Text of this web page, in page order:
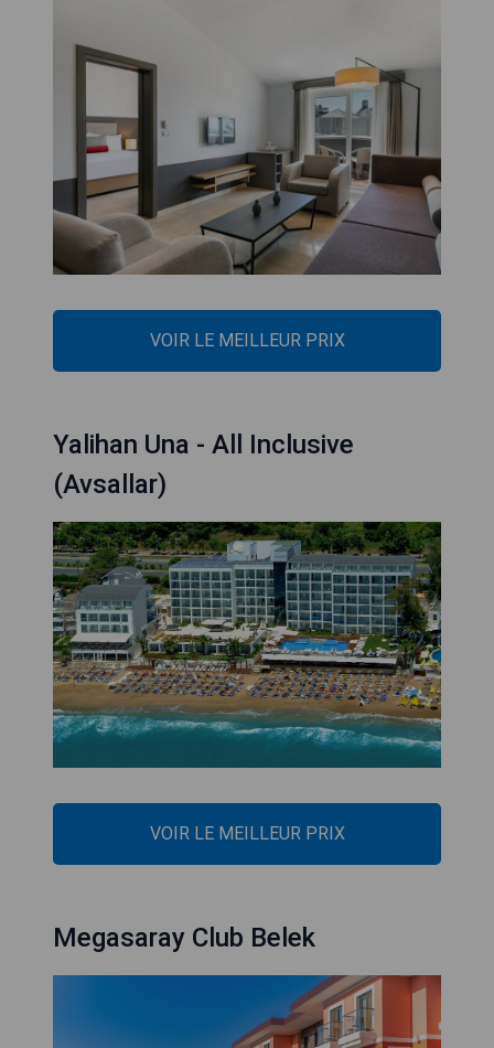
VOIR LE MEILLEUR PRIX
Yalihan Una - All Inclusive
(Avsallar)
VOIR LE MEILLEUR PRIX
Megasaray Club Belek